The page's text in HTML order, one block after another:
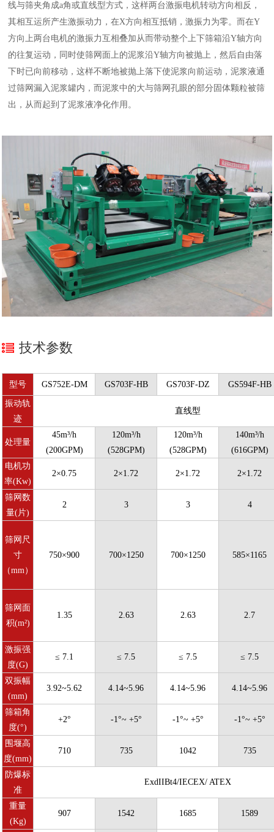
线与筛夹角成a角或直线型方式，这样两台激振电机转动方向相反，
其相互运所产生激振动力，在X方向相互抵销，激振力为零。而在Y
方向上两台电机的激振力互相叠加从而带动整个上下筛箱沿Y轴方向
的往复运动，同时使筛网面上的泥浆沿Y轴方向被抛上，然后自由落
下时已向前移动，这样不断地被抛上落下使泥浆向前运动，泥浆液通
过筛网漏入泥浆罐内，而泥浆中的大与筛网孔眼的部分固体颗粒被筛
出，从而起到了泥浆液净化作用。
技术参数
型号 GS752E-DM GS703F-HB GS703F-DZ GS594F-HB
振动轨
迹
直线型
处理量
45m³/h
(200GPM)
120m³/h
(528GPM)
120m³/h
(528GPM)
140m³/h
(616GPM)
电机功
率(Kw)
2×0.75 2×1.72 2×1.72 2×1.72
筛网数
量(片)
2 3 3 4
筛网尺
寸
（mm）
750×900 700×1250 700×1250 585×1165
筛网面
积(m²)
1.35 2.63 2.63 2.7
激振强
度(G)
≤ 7.1 ≤ 7.5 ≤ 7.5 ≤ 7.5
双振幅
(mm)
3.92~5.62 4.14~5.96 4.14~5.96 4.14~5.96
筛箱角
度(°)
+2° -1°~ +5° -1°~ +5° -1°~ +5°
围堰高
度(mm)
710 735 1042 735
防爆标
准
ExdIIBt4/IECEX/ ATEX
重量
(Kg)
907 1542 1685 1589